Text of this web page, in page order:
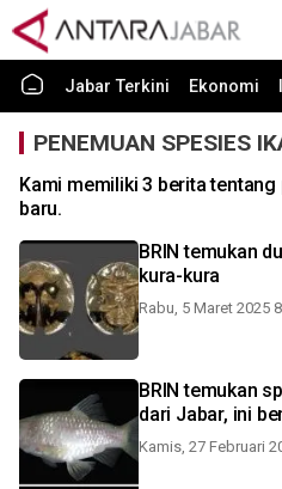
Jabar Terkini Ekonomi
PENEMUAN SPESIES
Kami memiliki 3 berita
baru.
BRIN temukan
kura-kura
Rabu, 5 Maret 2025
BRIN temukan
dari Jabar, ini
Kamis, 27 Februari